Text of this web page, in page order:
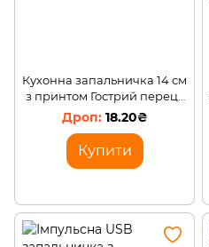
Кухонна запальничка 14 см
з принтом Гострий перець
(XK919-B) (AMN)
18.20₴
Купити